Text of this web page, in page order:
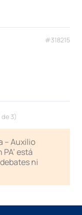
#318215
3)
– Auxilio
está
ni